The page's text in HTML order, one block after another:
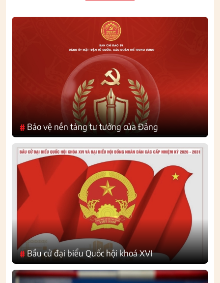
# Bảo vệ nền tảng tư tưởng của Đảng
#Bầu cử đại biểu Quốc hội khoá XVI